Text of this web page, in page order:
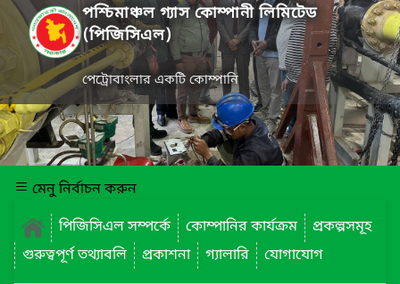
পশ্চিমাঞ্চল গ্যাস কোম্পানী লিমিটেড
(পিজিসিএল)
পেট্রোবাংলার একটি কোম্পানি
মেনু নির্বাচন করুন
পিজিসিএল সম্পর্কে
কোম্পানির কার্যক্রম
প্রকল্পসমূহ
গুরুত্বপূর্ণ তথ্যাবলি
প্রকাশনা গ্যালারি যোগাযোগ